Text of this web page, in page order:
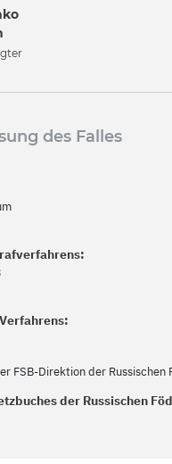
des Falles
FSB-Direktion der Russischen
der Russischen